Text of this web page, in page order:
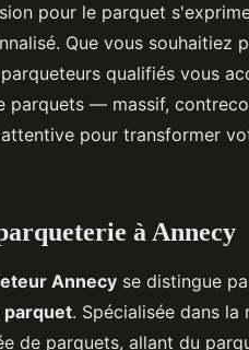
pour le parquet
Que vous souhaitiez
qualifiés vous
parquets — massif,
pour transformer
à Annecy
Annecy se distingue
parquet. Spécialisée dans
de parquets, allant du